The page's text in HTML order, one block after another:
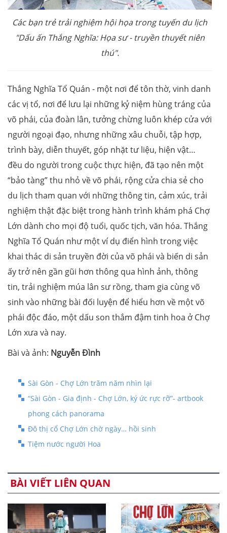
Các bạn trẻ trải nghiệm hội họa trong tuyến du lịch
"Dấu ấn Thắng Nghĩa: Họa sư - truyền thuyết niên
thú".
Thắng Nghĩa Tổ Quán - một nơi để tôn thờ, vinh danh
các vị tổ, nơi để lưu lại những kỷ niệm hùng tráng của
võ phái, của đoàn lân, tưởng chừng luôn khép cửa với
người ngoại đạo, nhưng những xâu chuỗi, tập hợp,
trình bày, diễn thuyết, góp nhặt tư liệu, hiện vật…
đều do người trong cuộc thực hiện, đã tạo nên một
“bảo tàng” thu nhỏ về võ phái, rộng cửa chia sẻ cho
du lịch tham quan với những thông tin, cảm xúc, trải
nghiệm thật đặc biệt trong hành trình khám phá Chợ
Lớn dành cho mọi độ tuổi, quốc tịch, văn hóa. Thắng
Nghĩa Tổ Quán như một ví dụ điển hình trong việc
khai thác di sản truyền đời của võ phái và biến di sản
ấy trở nên gần gũi hơn thông qua hình ảnh, thông
tin, trải nghiệm múa lân sư rồng, tham gia cùng võ
sinh vào những bài đối luyện để hiểu hơn về một võ
phái độc đáo, một dấu son thắm đậm tinh hoa ở Chợ
Lớn xưa và nay.
Bài và ảnh: Nguyễn Đình
Sài Gòn - Chợ Lớn trăm năm nhìn lại
“Sài Gòn - Gia định - Chợ Lớn, ký ức rực rỡ”- artbook
phong cách panorama
Đô thị cổ Chợ Lớn chờ ngày… hồi sinh
Tiệm nước người Hoa
BÀI VIẾT LIÊN QUAN